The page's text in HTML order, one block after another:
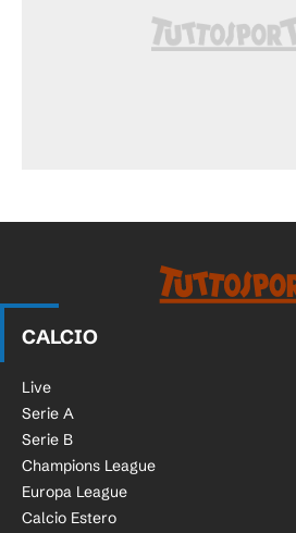
CALCIO
Live
Serie A
Serie B
Champions League
Europa League
Calcio Estero